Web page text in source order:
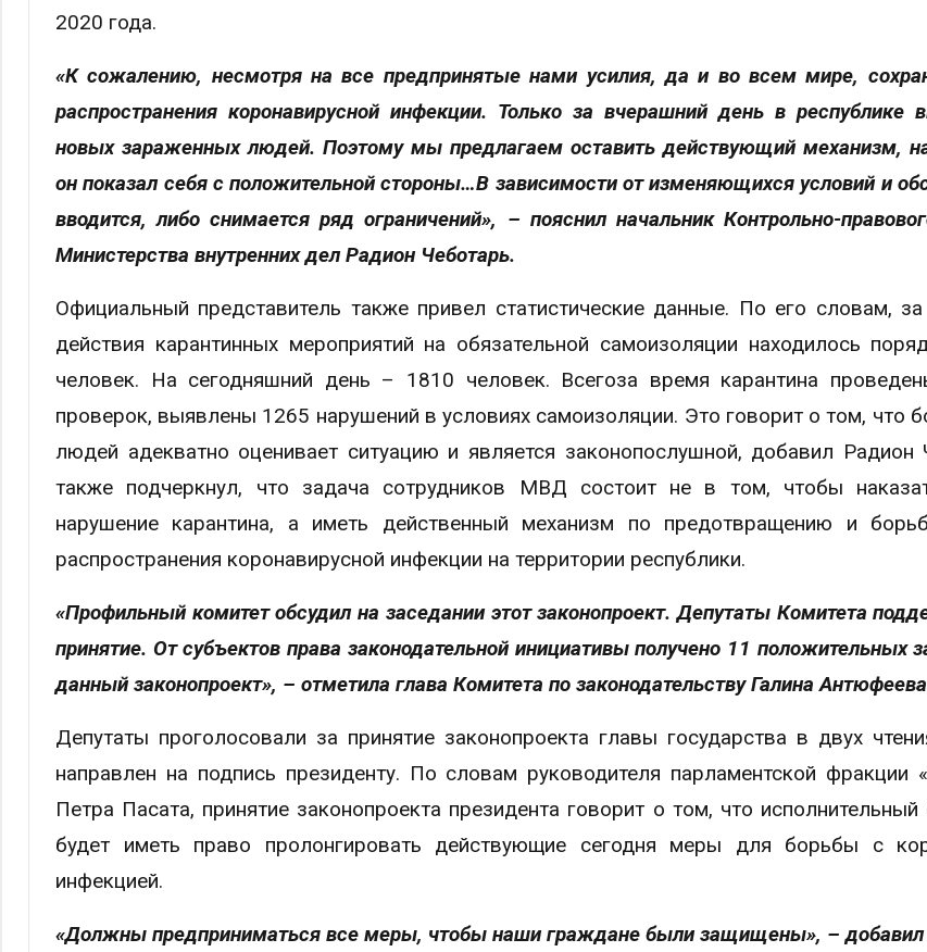
2020 года.
«К сожалению, несмотря на все предпринятые нами усилия, да и во всем мире,
распространения коронавирусной инфекции. Только за вчерашний день в республике
новых зараженных людей. Поэтому мы предлагаем оставить действующий механизм,
он показал себя с положительной стороны…В зависимости от изменяющихся условий и
вводится, либо снимается ряд ограничений», – пояснил начальник Контрольно-
Министерства внутренних дел Радион Чеботарь.
Официальный представитель также привел статистические данные. По его словам,
действия карантинных мероприятий на обязательной самоизоляции находилось
человек. На сегодняшний день – 1810 человек. Всегоза время карантина
проверок, выявлены 1265 нарушений в условиях самоизоляции. Это говорит о том, что
людей адекватно оценивает ситуацию и является законопослушной, добавил Радион
также подчеркнул, что задача сотрудников МВД состоит не в том, чтобы
нарушение карантина, а иметь действенный механизм по предотвращению и
распространения коронавирусной инфекции на территории республики.
«Профильный комитет обсудил на заседании этот законопроект. Депутаты Комитета
принятие. От субъектов права законодательной инициативы получено 11 положительных
данный законопроект», – отметила глава Комитета по законодательству Галина
Депутаты проголосовали за принятие законопроекта главы государства в двух
направлен на подпись президенту. По словам руководителя парламентской фракции
Петра Пасата, принятие законопроекта президента говорит о том, что исполнительный
будет иметь право пролонгировать действующие сегодня меры для борьбы с
инфекцией.
«Должны предприниматься все меры, чтобы наши граждане были защищены», – добавил